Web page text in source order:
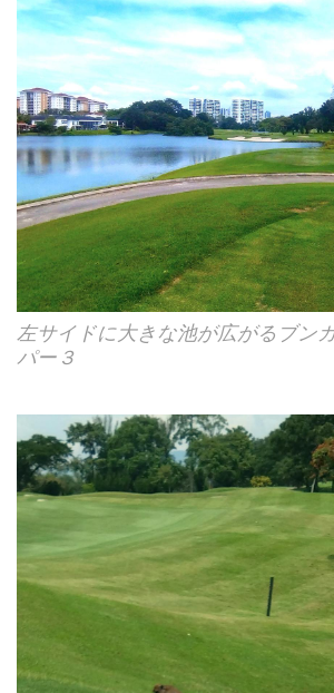
左サイドに大きな池が広がるブン
パー３